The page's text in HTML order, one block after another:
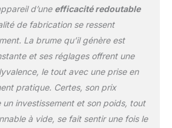
d’une efficacité redoutable
de fabrication se ressent
La brume qu’il génère est
et ses réglages offrent une
le tout avec une prise en
pratique. Certes, son prix
un investissement et son poids, tout
à vide, se fait sentir une fois le